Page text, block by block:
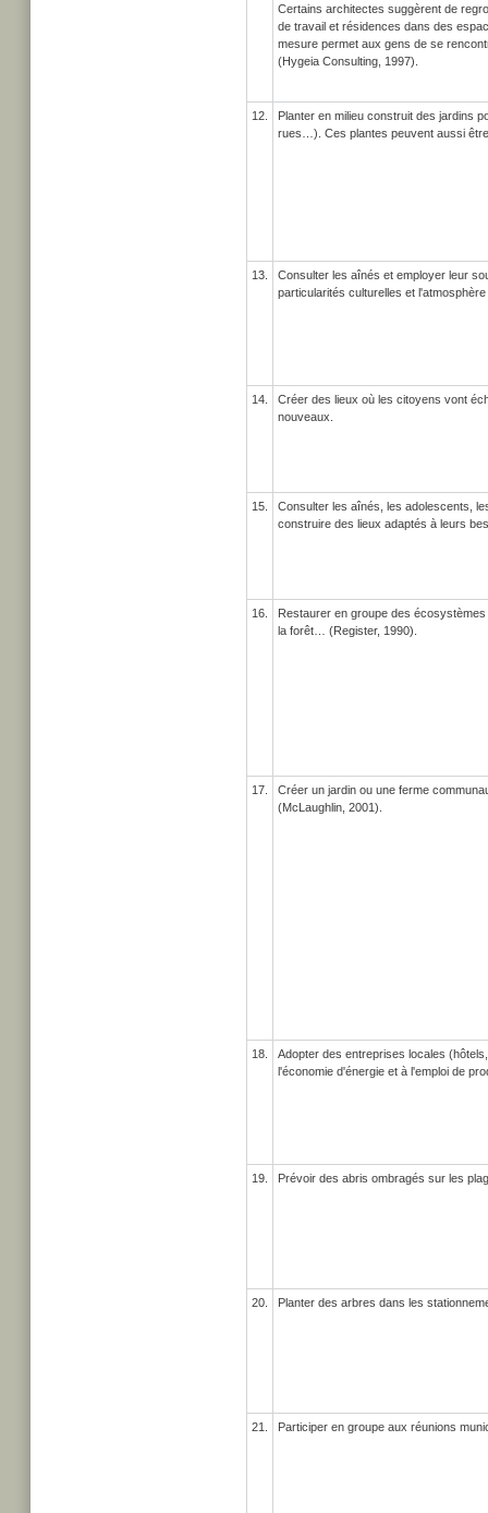
Certains architectes suggèrent de
de travail et résidences dans des
mesure permet aux gens de se
(Hygeia Consulting, 1997).
12.
Planter en milieu construit des jardins
rues…). Ces plantes peuvent aussi
13.
Consulter les aînés et employer leur
particularités culturelles et
14.
Créer des lieux où les citoyens vont
nouveaux.
15.
Consulter les aînés, les adolescents,
construire des lieux adaptés à leurs
16.
Restaurer en groupe des
la forêt… (Register, 1990).
17.
Créer un jardin ou une ferme
(McLaughlin, 2001).
18.
Adopter des entreprises locales
l'économie d'énergie et à l'emploi de
19. Prévoir des abris ombragés sur les
20. Planter des arbres dans les
21. Participer en groupe aux réunions